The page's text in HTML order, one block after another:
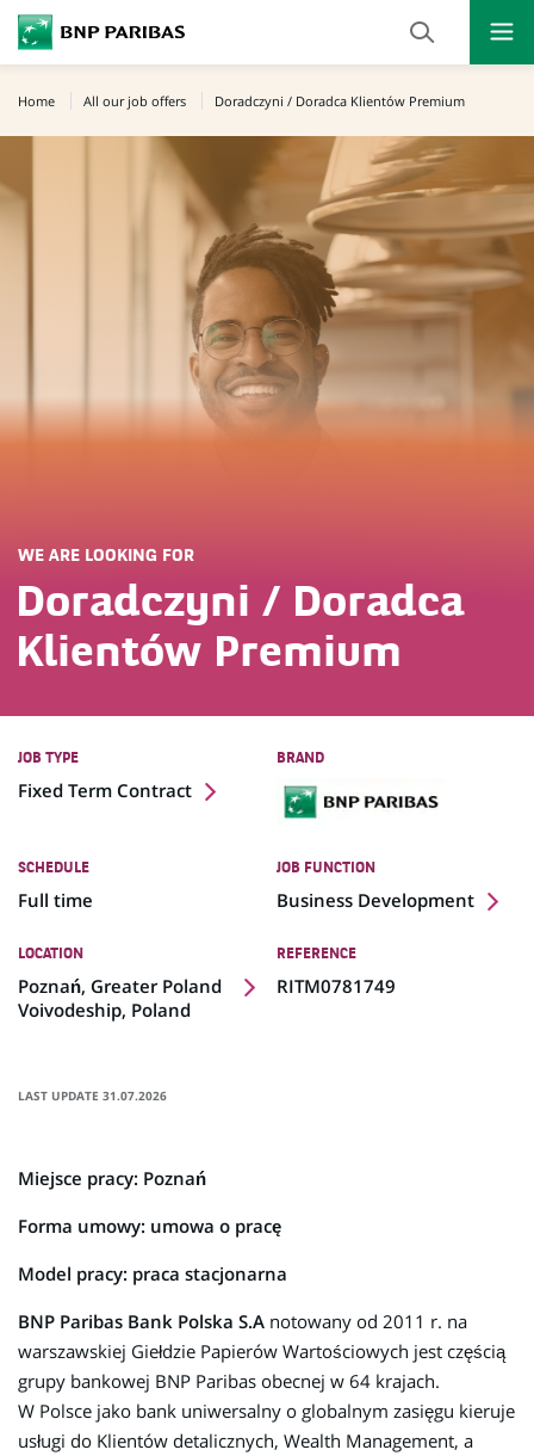
Click
display
the
search
Home All our job offers Doradczyni / Doradca Klientów Premium
WE ARE LOOKING FOR
Doradczyni / Doradca
Klientów Premium
JOB TYPE
Fixed Term Contract
BRAND
SCHEDULE
Full time
JOB FUNCTION
Business Development
LOCATION
Poznań, Greater Poland
Voivodeship, Poland
(Opens
in
REFERENCE
RITM0781749
LAST UPDATE 31.07.2026
Miejsce pracy: Poznań
Forma umowy: umowa o pracę
Model pracy: praca stacjonarna
BNP Paribas Bank Polska S.A notowany od 2011 r. na
warszawskiej Giełdzie Papierów Wartościowych jest częścią
grupy bankowej BNP Paribas obecnej w 64 krajach.
W Polsce jako bank uniwersalny o globalnym zasięgu kieruje
usługi do Klientów detalicznych, Wealth Management, a